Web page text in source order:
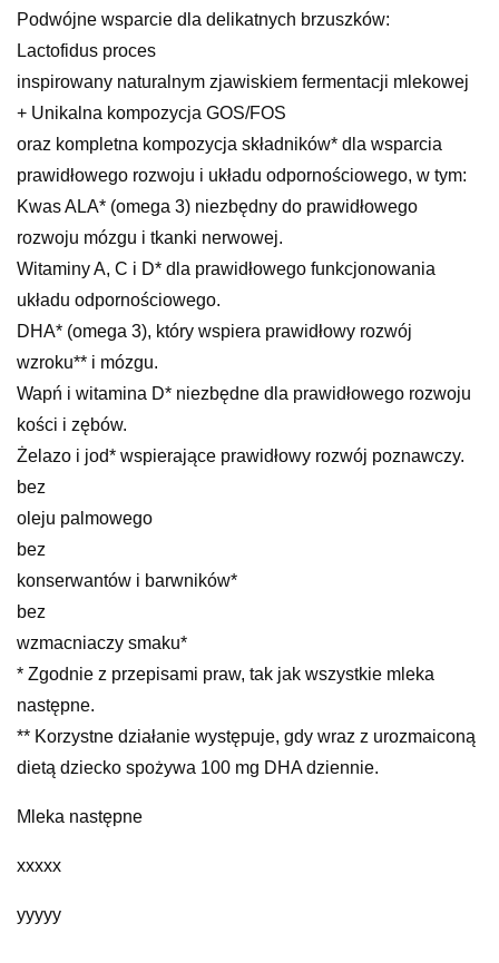
Podwójne wsparcie dla delikatnych brzuszków:
Lactofidus proces
inspirowany naturalnym zjawiskiem fermentacji mlekowej
+ Unikalna kompozycja GOS/FOS
oraz kompletna kompozycja składników* dla wsparcia
prawidłowego rozwoju i układu odpornościowego, w tym:
Kwas ALA* (omega 3) niezbędny do prawidłowego
rozwoju mózgu i tkanki nerwowej.
Witaminy A, C i D* dla prawidłowego funkcjonowania
układu odpornościowego.
DHA* (omega 3), który wspiera prawidłowy rozwój
wzroku** i mózgu.
Wapń i witamina D* niezbędne dla prawidłowego rozwoju
kości i zębów.
Żelazo i jod* wspierające prawidłowy rozwój poznawczy.
bez
oleju palmowego
bez
konserwantów i barwników*
bez
wzmacniaczy smaku*
* Zgodnie z przepisami praw, tak jak wszystkie mleka
następne.
** Korzystne działanie występuje, gdy wraz z urozmaiconą
dietą dziecko spożywa 100 mg DHA dziennie.
Mleka następne
xxxxx
yyyyy